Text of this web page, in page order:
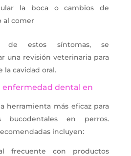
la boca o cambios de
al comer
de estos síntomas, se
una revisión veterinaria para
la cavidad oral.
enfermedad dental en
herramienta más eficaz para
bucodentales en perros.
incluyen:
frecuente con productos